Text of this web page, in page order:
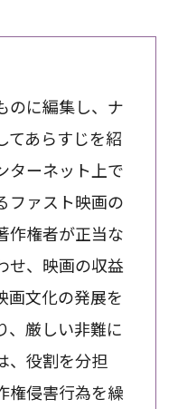
のに編集し、ナ
てあらすじを紹
ターネット上で
ファスト映画の
作権者が正当な
せ、映画の収益
画文化の発展を
、厳しい非難に
、役割を分担
権侵害行為を繰